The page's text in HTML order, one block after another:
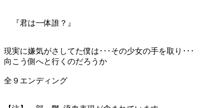
『君は一体誰？』
現実に嫌気がさしてた僕は･･･その少女の手を取り･･･
向こう側へと行くのだろうか
全９エンディング